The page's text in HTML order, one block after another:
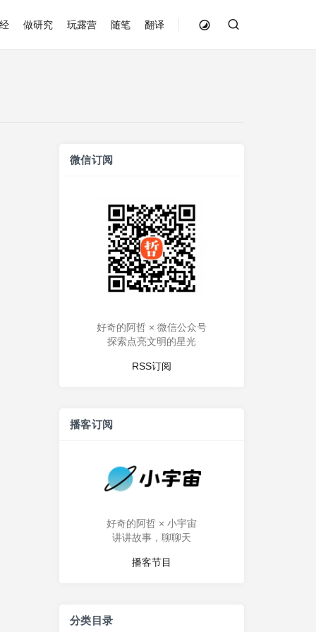
做研究 玩露营 随笔 翻译
微信订阅
好奇的阿哲 × 微信公众号
探索点亮文明的星光
RSS订阅
播客订阅
好奇的阿哲 × 小宇宙
讲讲故事，聊聊天
播客节目
分类目录